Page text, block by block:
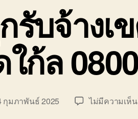
รับจ้างเ
ก้ล
กุมภาพันธ์ 2025 ไม่มีความเห็น